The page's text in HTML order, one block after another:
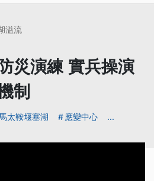
溢流
災演練 實兵操演
制
馬太鞍堰塞湖 應變中心 ...